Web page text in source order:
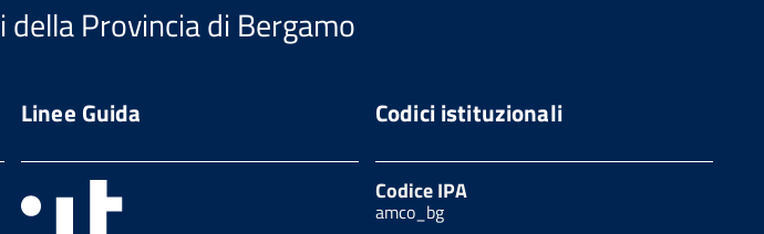
Provincia di Bergamo
Linee Guida Codici istituzionali
Codice IPA
amco_bg